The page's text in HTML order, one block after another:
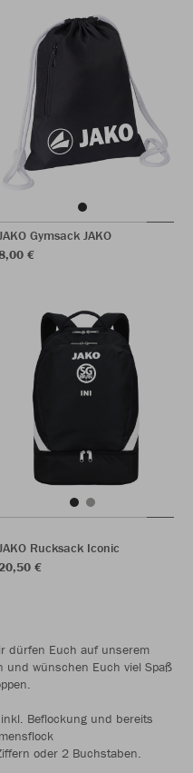
Gymsack JAKO
€
Rucksack Iconic
€
dürfen Euch auf unserem
und wünschen Euch viel Spaß
Beflockung und bereits
oder 2 Buchstaben.